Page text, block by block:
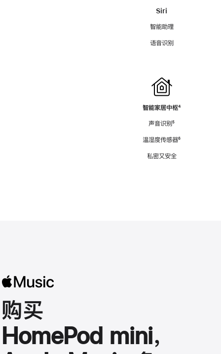
Siri
智能助理
语音识别
智能家居中枢脚
⁴
声音识别脚
⁵
温湿度传感器脚
⁶
私密又安全
购买
HomePod mini，